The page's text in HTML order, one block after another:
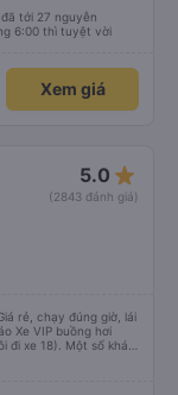
tới 27 nguyễn
6:00 thì tuyệt vời
Xem giá
5.0 star_rate
(2843 đánh giá)
rẻ, chạy đúng giờ, lái
Xe VIP buồng hơi
đi xe 18). Một số khác
về lâu dài tôi vẫn